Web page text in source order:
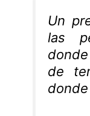
Un
las
de